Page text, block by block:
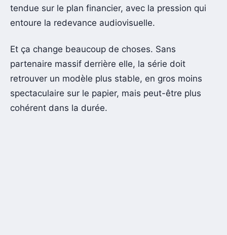
tendue sur le plan financier, avec la pression qui
entoure la redevance audiovisuelle.
Et ça change beaucoup de choses. Sans
partenaire massif derrière elle, la série doit
retrouver un modèle plus stable, en gros moins
spectaculaire sur le papier, mais peut-être plus
cohérent dans la durée.